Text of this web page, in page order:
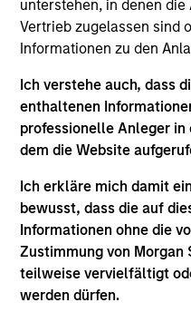
unterstehen, in denen
Vertrieb zugelassen sind
Informationen zu den
Ich verstehe auch, dass
enthaltenen
professionelle Anleger in
dem die Website
Ich erkläre mich damit
bewusst, dass die auf
Informationen ohne die
Zustimmung von Morgan
teilweise vervielfältigt
werden dürfen.
management consultant
equity funds and
operational issues.
MSc. with highest honors
from Universidad
M.B.A. with honors in
from the Wharton School
Street Journal - Private
Watch List.